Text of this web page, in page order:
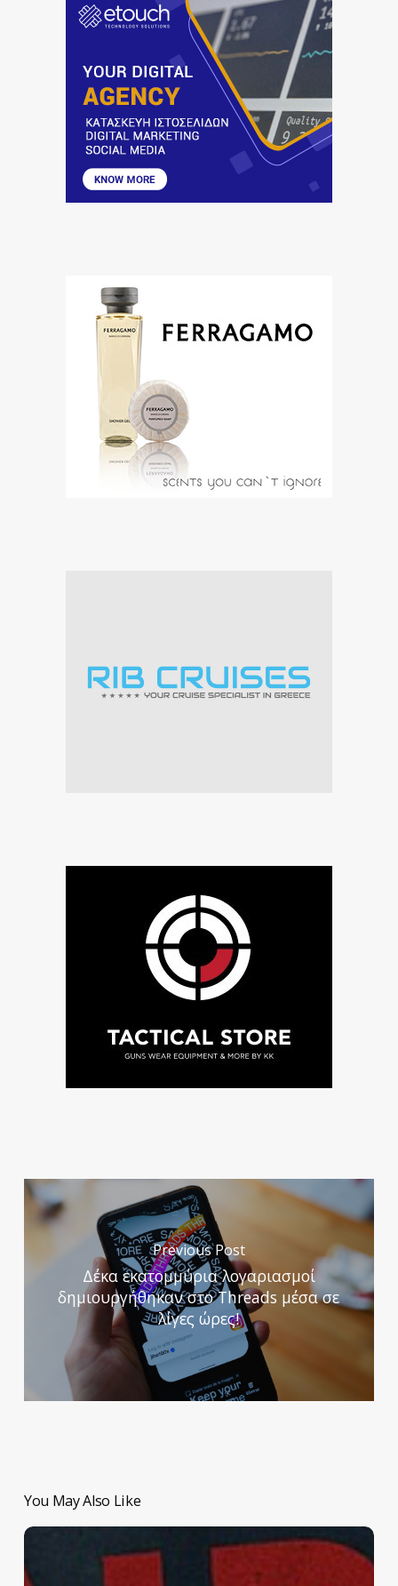
Previous Post
Δέκα εκατομμύρια λογαριασμοί
δημιουργήθηκαν στο Threads μέσα σε
λίγες ώρες!
You May Also Like